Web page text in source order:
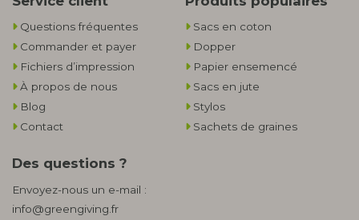
Questions fréquentes
Commander et payer
Fichiers d’impression
À propos de nous
Blog
Contact
Sacs en coton
Dopper
Papier ensemencé
Sacs en jute
Stylos
Sachets de graines
Des questions ?
Envoyez-nous un e-mail :
info@greengiving.fr